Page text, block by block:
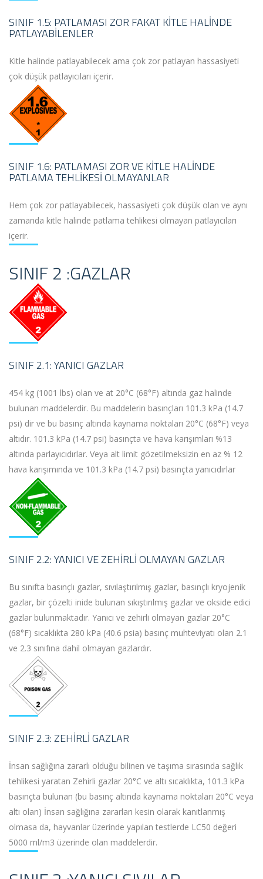
SINIF 1.5: PATLAMASI ZOR FAKAT KITLE HALINDE
PATLAYABILENLER
Kitle halinde patlayabilecek ama çok zor patlayan hassasiyeti
çok düşük patlayıcıları içerir.
SINIF 1.6: PATLAMASI ZOR VE KITLE HALINDE
PATLAMA TEHLIKESI OLMAYANLAR
Hem çok zor patlayabilecek, hassasiyeti çok düşük olan ve aynı
zamanda kitle halinde patlama tehlikesi olmayan patlayıcıları
içerir.
SINIF 2 :GAZLAR
SINIF 2.1: YANICI GAZLAR
454 kg (1001 lbs) olan ve at 20°C (68°F) altında gaz halinde
bulunan maddelerdir. Bu maddelerin basınçları 101.3 kPa (14.7
psi) dir ve bu basınç altında kaynama noktaları 20°C (68°F) veya
altıdır. 101.3 kPa (14.7 psi) basınçta ve hava karışımları %13
altında parlayıcıdırlar. Veya alt limit gözetilmeksizin en az % 12
hava karışımında ve 101.3 kPa (14.7 psi) basınçta yanıcıdırlar
SINIF 2.2: YANICI VE ZEHIRLI OLMAYAN GAZLAR
Bu sınıfta basınçlı gazlar, sıvılaştırılmış gazlar, basınçlı kryojenik
gazlar, bir çözelti inide bulunan sıkıştırılmış gazlar ve okside edici
gazlar bulunmaktadır. Yanıcı ve zehirli olmayan gazlar 20°C
(68°F) sıcaklıkta 280 kPa (40.6 psia) basınç muhteviyatı olan 2.1
ve 2.3 sınıfına dahil olmayan gazlardır.
SINIF 2.3: ZEHIRLI GAZLAR
İnsan sağlığına zararlı olduğu bilinen ve taşıma sırasında sağlık
tehlikesi yaratan Zehirli gazlar 20°C ve altı sıcaklıkta, 101.3 kPa
basınçta bulunan (bu basınç altında kaynama noktaları 20°C veya
altı olan) İnsan sağlığına zararları kesin olarak kanıtlanmış
olmasa da, hayvanlar üzerinde yapılan testlerde LC50 değeri
5000 ml/m3 üzerinde olan maddelerdir.